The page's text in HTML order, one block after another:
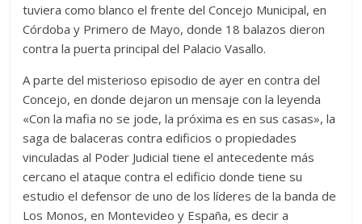
tuviera como blanco el frente del Concejo Municipal, en
Córdoba y Primero de Mayo, donde 18 balazos dieron
contra la puerta principal del Palacio Vasallo.
A parte del misterioso episodio de ayer en contra del
Concejo, en donde dejaron un mensaje con la leyenda
«Con la mafia no se jode, la próxima es en sus casas», la
saga de balaceras contra edificios o propiedades
vinculadas al Poder Judicial tiene el antecedente más
cercano el ataque contra el edificio donde tiene su
estudio el defensor de uno de los líderes de la banda de
Los Monos, en Montevideo y España, es decir a